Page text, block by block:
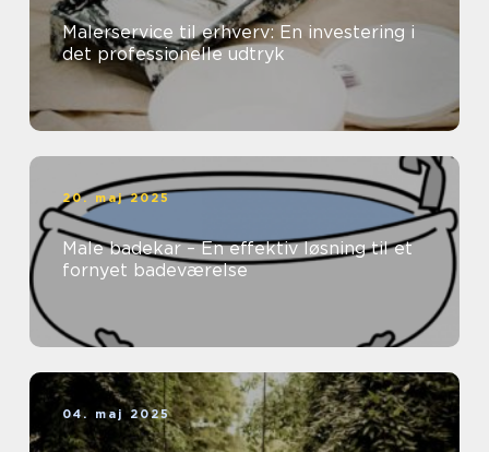
Malerservice til erhverv: En investering i
det professionelle udtryk
20. maj 2025
Male badekar – En effektiv løsning til et
fornyet badeværelse
04. maj 2025